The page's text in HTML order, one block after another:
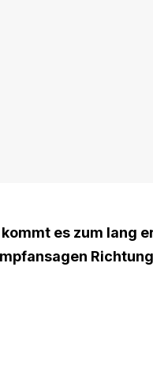
es zum lang